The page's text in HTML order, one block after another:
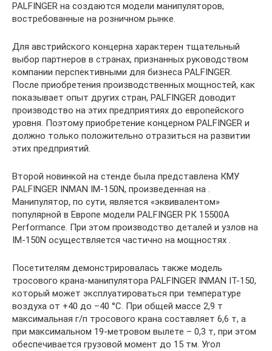
PALFINGER на создаются модели манипуляторов,
востребованные на розничном рынке.
Для австрийского концерна характерен тщательный
выбор партнеров в странах, признанных руководством
компании перспективными для бизнеса PALFINGER.
После приобретения производственных мощностей, как
показывает опыт других стран, PALFINGER доводит
производство на этих предприятиях до европейского
уровня. Поэтому приобретение концерном PALFINGER и
должно только положительно отразиться на развитии
этих предприятий.
Второй новинкой на стенде была представлена КМУ
PALFINGER INMAN IM-150N, произведенная на .
Манипулятор, по сути, является «эквивалентом»
популярной в Европе модели PALFINGER РК 15500А
Performance. При этом производство деталей и узлов на
IM-150N осуществляется частично на мощностях .
Посетителям демонстрировалась также модель
тросового крана-манипулятора PALFINGER INMAN IT-150,
который может эксплуатироваться при температуре
воздуха от +40 до –40 °C. При общей массе 2,9 т
максимальная г/п тросового крана составляет 6,6 т, а
при максимальном 19-метровом вылете – 0,3 т, при этом
обеспечивается грузовой момент до 15 тм. Угол